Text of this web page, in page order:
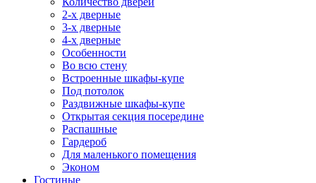
2-х дверные
3-х дверные
4-х дверные
Особенности
Во всю стену
Встроенные шкафы-купе
Под потолок
Раздвижные шкафы-купе
Открытая секция посередине
Распашные
Гардероб
Для маленького помещения
Эконом
Гостиные